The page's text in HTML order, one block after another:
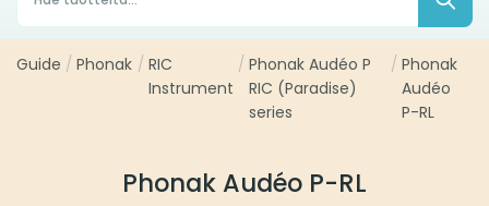
Guide / Phonak / RIC
Instrument
/ Phonak Audéo P
RIC (Paradise)
series
/ Phonak
Audéo
P-RL
Phonak Audéo P-RL